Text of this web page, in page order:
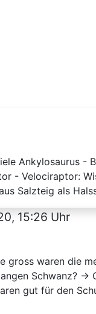
Ankylosaurus -
- Velociraptor:
Salzteig als
15:26 Uhr
gross waren die
Schwanz? →
gut für den